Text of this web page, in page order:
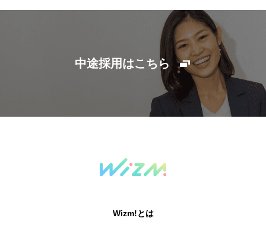
中途採用はこちら
Wizm!とは